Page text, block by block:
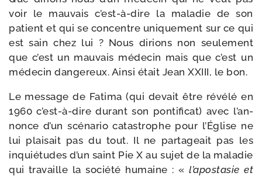
voir le mau­vais c’est-​à-​dire la mala­die de son
patient et qui se concentre uni­que­ment sur ce qui
est sain chez lui ? Nous dirions non seule­ment
que c’est un mau­vais méde­cin mais que c’est un
méde­cin dan­ge­reux. Ainsi était Jean XXIII, le bon.
Le mes­sage de Fatima (qui devait être révé­lé en
1960 c’est-​à-​dire durant son pon­ti­fi­cat) avec l’an­
nonce d’un scé­na­rio catas­trophe pour l’Église ne
lui plai­sait pas du tout. Il ne par­ta­geait pas les
inquié­tudes d’un saint Pie X au sujet de la mala­die
qui tra­vaille la socié­té humaine : «l’a­po­sta­sie et